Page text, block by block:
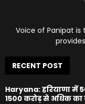
Voice of Panipat is
RECENT POST
Haryana: हरियाणा में
1500 करोड़ से अधिक का